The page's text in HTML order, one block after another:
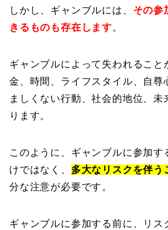
しかし、ギャンブルには、 その参
きるものも存在します。
ギャンブルによって失われること
金、時間、ライフスタイル、自尊
ましくない行動、社会的地位、未
ります。
このように、ギャンブルに参加す
けではなく、 多大なリスクを伴う
分な注意が必要です。
ギャンブルに参加する前に、リス